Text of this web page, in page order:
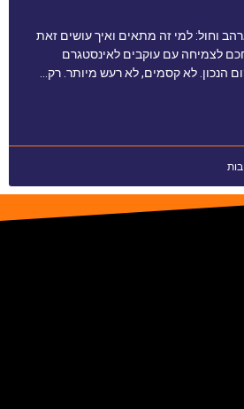
וחול: למי זה מתאים ואיך עושים זאת
לצמיחה עם עוקבים לאינסטגרם
הנכון. לא קסמים, לא רעש מיותר. רק…